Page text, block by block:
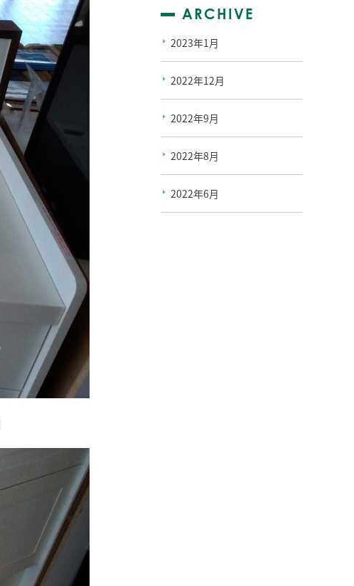
ARCHIVE
2023年1月
2022年12月
2022年9月
2022年8月
2022年6月